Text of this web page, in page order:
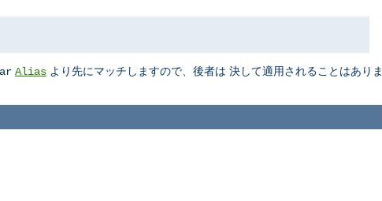
Alias より先にマッチしますので、後者は 決して適用されることはありま